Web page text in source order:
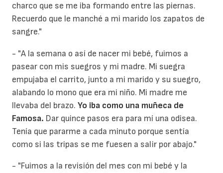
charco que se me iba formando entre las piernas.
Recuerdo que le manché a mi marido los zapatos de
sangre."
- "A la semana o así de nacer mi bebé, fuimos a
pasear con mis suegros y mi madre. Mi suegra
empujaba el carrito, junto a mi marido y su suegro,
alabando lo mono que era mi niño. Mi madre me
llevaba del brazo. Yo iba como una muñeca de
Famosa. Dar quince pasos era para mí una odisea.
Tenía que pararme a cada minuto porque sentía
como si las tripas se me fuesen a salir por abajo."
- "Fuimos a la revisión del mes con mi bebé y la